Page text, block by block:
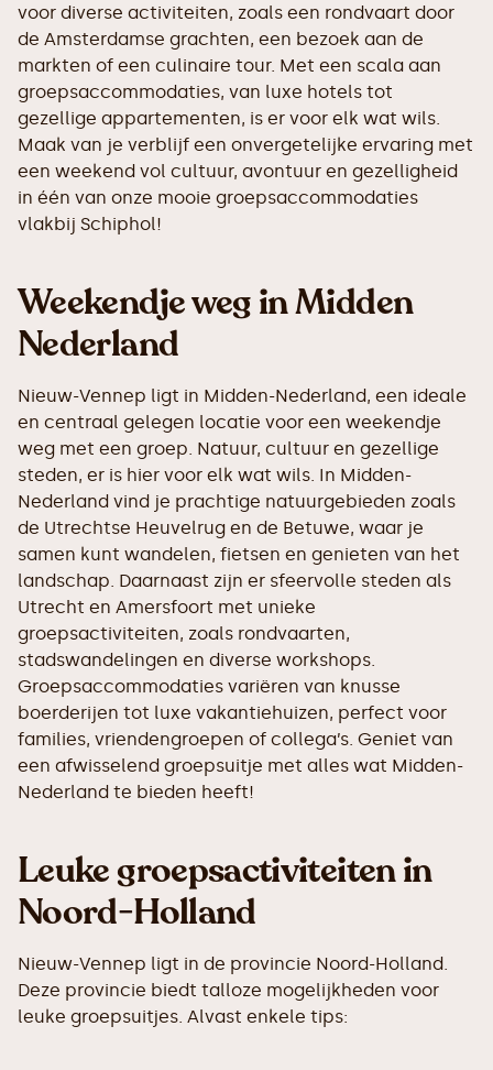
voor diverse activiteiten, zoals een rondvaart door
de Amsterdamse grachten, een bezoek aan de
markten of een culinaire tour. Met een scala aan
groepsaccommodaties, van luxe hotels tot
gezellige appartementen, is er voor elk wat wils.
Maak van je verblijf een onvergetelijke ervaring met
een weekend vol cultuur, avontuur en gezelligheid
in één van onze mooie groepsaccommodaties
vlakbij Schiphol!
Weekendje weg in Midden
Nederland
Nieuw-Vennep ligt in Midden-Nederland, een ideale
en centraal gelegen locatie voor een weekendje
weg met een groep. Natuur, cultuur en gezellige
steden, er is hier voor elk wat wils. In Midden-
Nederland vind je prachtige natuurgebieden zoals
de Utrechtse Heuvelrug en de Betuwe, waar je
samen kunt wandelen, fietsen en genieten van het
landschap. Daarnaast zijn er sfeervolle steden als
Utrecht en Amersfoort met unieke
groepsactiviteiten, zoals rondvaarten,
stadswandelingen en diverse workshops.
Groepsaccommodaties variëren van knusse
boerderijen tot luxe vakantiehuizen, perfect voor
families, vriendengroepen of collega’s. Geniet van
een afwisselend groepsuitje met alles wat Midden-
Nederland te bieden heeft!
Leuke groepsactiviteiten in
Noord-Holland
Nieuw-Vennep ligt in de provincie Noord-Holland.
Deze provincie biedt talloze mogelijkheden voor
leuke groepsuitjes. Alvast enkele tips: